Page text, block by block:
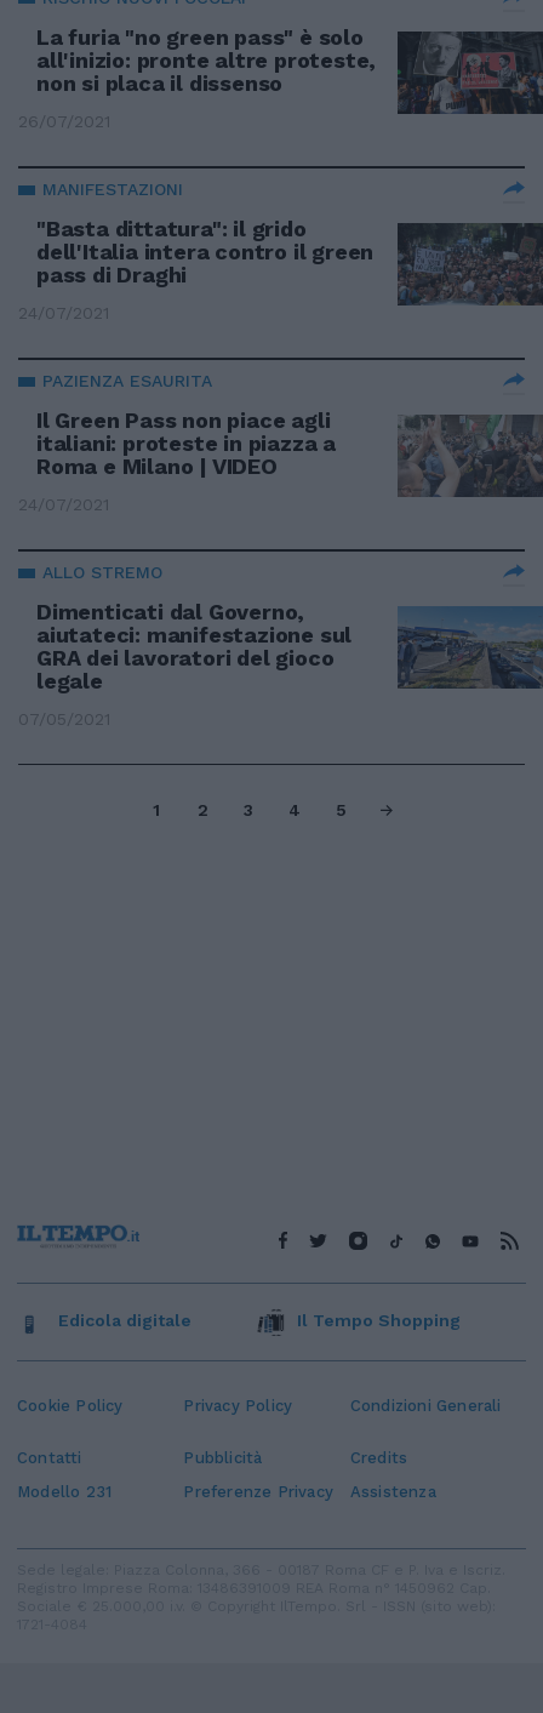
La furia "no green pass" è solo
all'inizio: pronte altre proteste,
non si placa il dissenso
26/07/2021
MANIFESTAZIONI
"Basta dittatura": il grido
dell'Italia intera contro il green
pass di Draghi
24/07/2021
PAZIENZA ESAURITA
Il Green Pass non piace agli
italiani: proteste in piazza a
Roma e Milano | VIDEO
24/07/2021
ALLO STREMO
Dimenticati dal Governo,
aiutateci: manifestazione sul
GRA dei lavoratori del gioco
legale
07/05/2021
1 2 3 4 5
Cookie Policy Privacy Policy Condizioni Generali
Contatti Pubblicità
Credits
Modello 231
Preferenze Privacy Assistenza
Edicola digitale Il Tempo Shopping